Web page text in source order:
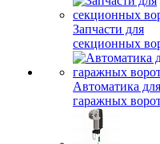
Запчасти для
секционных
Автоматика для
гаражных